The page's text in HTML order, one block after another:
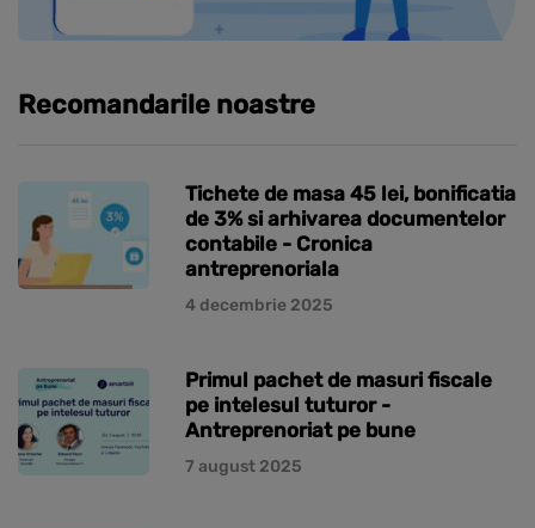
Recomandarile noastre
Tichete de masa 45 lei, bonificatia
de 3% si arhivarea documentelor
contabile - Cronica
antreprenoriala
4 decembrie 2025
Primul pachet de masuri fiscale
pe intelesul tuturor -
Antreprenoriat pe bune
7 august 2025